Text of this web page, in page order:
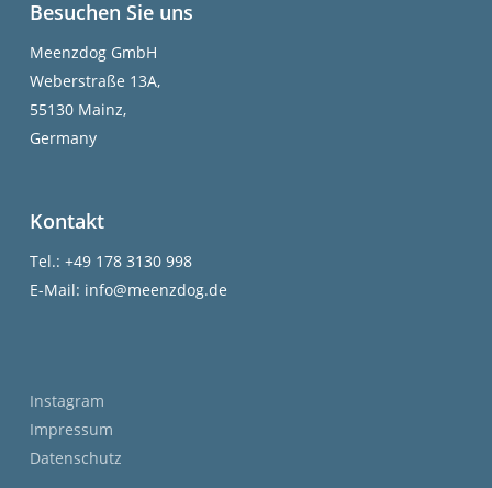
Besuchen Sie uns
Meenzdog GmbH
Weberstraße 13A,
55130 Mainz,
Germany
Kontakt
Tel.: +49 178 3130 998
E-Mail: info@meenzdog.de
Instagram
Impressum
Datenschutz